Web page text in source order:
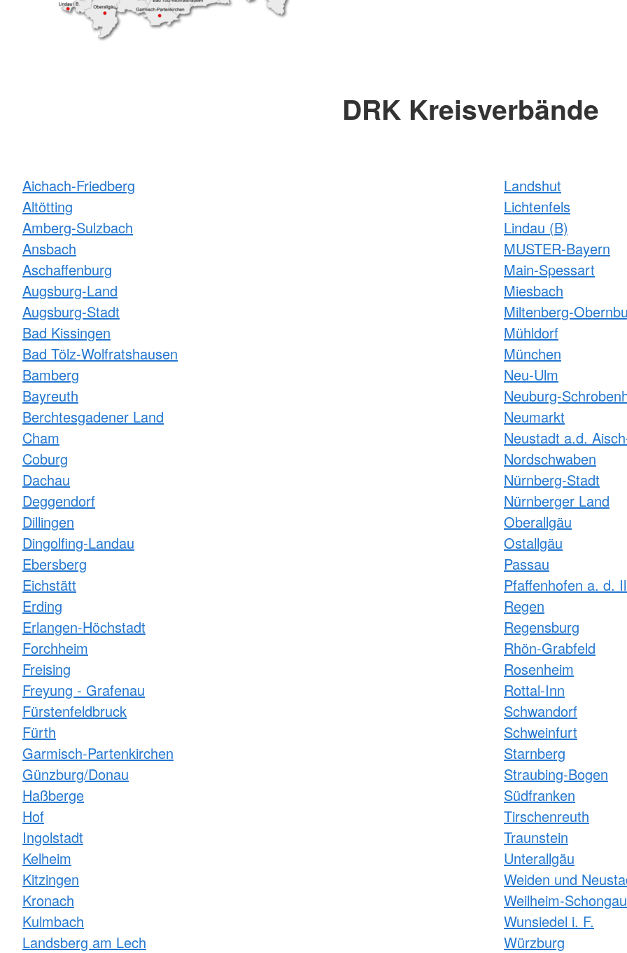
DRK Kreisverbände
Aichach-Friedberg
Altötting
Amberg-Sulzbach
Ansbach
Aschaffenburg
Augsburg-Land
Augsburg-Stadt
Bad Kissingen
Bad Tölz-Wolfratshausen
Bamberg
Bayreuth
Berchtesgadener Land
Cham
Coburg
Dachau
Deggendorf
Dillingen
Dingolfing-Landau
Ebersberg
Eichstätt
Erding
Erlangen-Höchstadt
Forchheim
Freising
Freyung - Grafenau
Fürstenfeldbruck
Fürth
Garmisch-Partenkirchen
Günzburg/Donau
Haßberge
Hof
Ingolstadt
Kelheim
Kitzingen
Kronach
Kulmbach
Landsberg am Lech
Landshut
Lichtenfels
Lindau (B)
MUSTER-Bayern
Main-Spessart
Miesbach
Miltenberg-
Mühldorf
München
Neu-Ulm
Neuburg-
Neumarkt
Neustadt a.d.
Nordschwaben
Nürnberg-Stadt
Nürnberger Land
Oberallgäu
Ostallgäu
Passau
Pfaffenhofen a. d.
Regen
Regensburg
Rhön-Grabfeld
Rosenheim
Rottal-Inn
Schwandorf
Schweinfurt
Starnberg
Straubing-Bogen
Südfranken
Tirschenreuth
Traunstein
Unterallgäu
Weiden und
Weilheim-Schongau
Wunsiedel i. F.
Würzburg